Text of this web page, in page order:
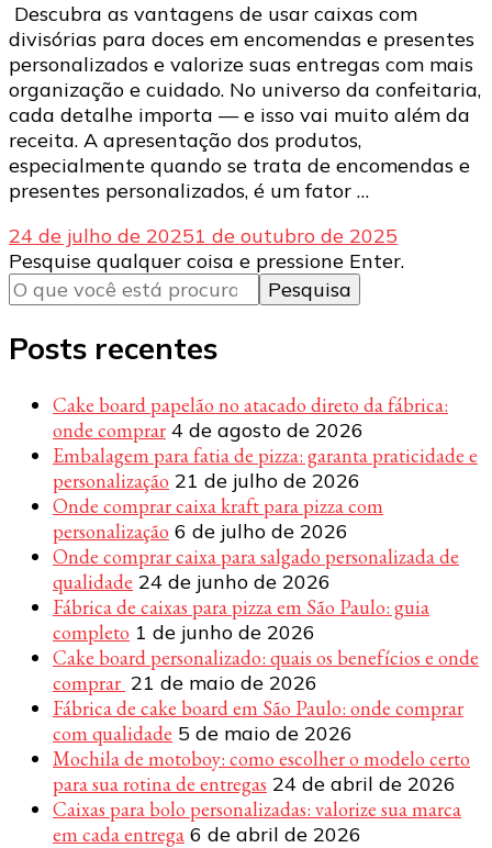
Descubra as vantagens de usar caixas com
divisórias para doces em encomendas e presentes
personalizados e valorize suas entregas com mais
organização e cuidado. No universo da confeitaria,
cada detalhe importa — e isso vai muito além da
receita. A apresentação dos produtos,
especialmente quando se trata de encomendas e
presentes personalizados, é um fator …
24 de julho de 20251 de outubro de 2025
Procurando
algo?
Pesquise qualquer coisa e pressione Enter.
Posts recentes
Cake board papelão no atacado direto da fábrica:
onde comprar 4 de agosto de 2026
Embalagem para fatia de pizza: garanta praticidade e
personalização 21 de julho de 2026
Onde comprar caixa kraft para pizza com
personalização 6 de julho de 2026
Onde comprar caixa para salgado personalizada de
qualidade 24 de junho de 2026
Fábrica de caixas para pizza em São Paulo: guia
completo 1 de junho de 2026
Cake board personalizado: quais os benefícios e onde
comprar 21 de maio de 2026
Fábrica de cake board em São Paulo: onde comprar
com qualidade 5 de maio de 2026
Mochila de motoboy: como escolher o modelo certo
para sua rotina de entregas 24 de abril de 2026
Caixas para bolo personalizadas: valorize sua marca
em cada entrega 6 de abril de 2026